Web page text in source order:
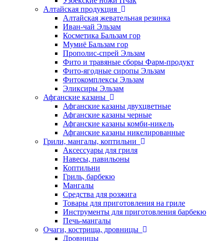
Алтайская продукция
Алтайская жевательная резинка
Иван-чай Эльзам
Косметика Бальзам гор
Мумиё Бальзам гор
Прополис-спрей Эльзам
Фито и травяные сборы Фарм-продукт
Фито-ягодные сиропы Эльзам
Фитокомплексы Эльзам
Эликсиры Эльзам
Афганские казаны
Афганские казаны двухцветные
Афганские казаны черные
Афганские казаны комби-никель
Афганские казаны никелированные
Грили, мангалы, коптильни
Аксессуары для гриля
Навесы, павильоны
Коптильни
Гриль, барбекю
Мангалы
Средства для розжига
Товары для приготовления на гриле
Инструменты для приготовления барбекю
Печь-мангалы
Очаги, кострища, дровницы
Дровницы